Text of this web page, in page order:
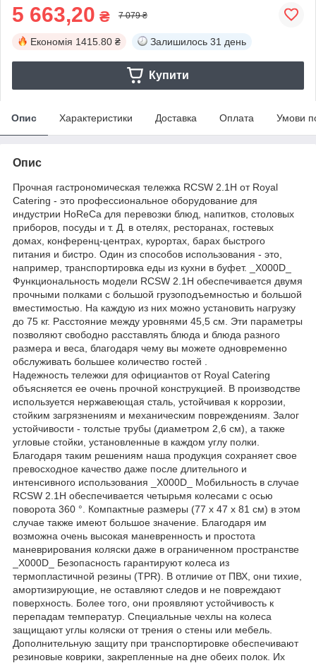
5 663,20 ₴ 7 079 ₴
Економія 1415.80 ₴ Залишилось 31 день
Купити
Опис Характеристики Доставка Оплата Умови
Опис
Прочная гастрономическая тележка RCSW 2.1H от Royal
Catering - это профессиональное оборудование для
индустрии HoReCa для перевозки блюд, напитков, столовых
приборов, посуды и т. Д. в отелях, ресторанах, гостевых
домах, конференц-центрах, курортах, барах быстрого
питания и бистро. Один из способов использования - это,
например, транспортировка еды из кухни в буфет. _X000D_
Функциональность модели RCSW 2.1H обеспечивается двумя
прочными полками с большой грузоподъемностью и большой
вместимостью. На каждую из них можно установить нагрузку
до 75 кг. Расстояние между уровнями 45,5 см. Эти параметры
позволяют свободно расставлять блюда и блюда разного
размера и веса, благодаря чему вы можете одновременно
обслуживать большее количество гостей .
Надежность тележки для официантов от Royal Catering
объясняется ее очень прочной конструкцией. В производстве
используется нержавеющая сталь, устойчивая к коррозии,
стойким загрязнениям и механическим повреждениям. Залог
устойчивости - толстые трубы (диаметром 2,6 см), а также
угловые стойки, установленные в каждом углу полки.
Благодаря таким решениям наша продукция сохраняет свое
превосходное качество даже после длительного и
интенсивного использования _X000D_ Мобильность в случае
RCSW 2.1H обеспечивается четырьмя колесами с осью
поворота 360 °. Компактные размеры (77 х 47 х 81 см) в этом
случае также имеют большое значение. Благодаря им
возможна очень высокая маневренность и простота
маневрирования коляски даже в ограниченном пространстве
_X000D_ Безопасность гарантируют колеса из
термопластичной резины (TPR). В отличие от ПВХ, они тихие,
амортизирующие, не оставляют следов и не повреждают
поверхность. Более того, они проявляют устойчивость к
перепадам температур. Специальные чехлы на колеса
защищают углы коляски от трения о стены или мебель.
Дополнительную защиту при транспортировке обеспечивают
резиновые коврики, закрепленные на дне обеих полок. Их